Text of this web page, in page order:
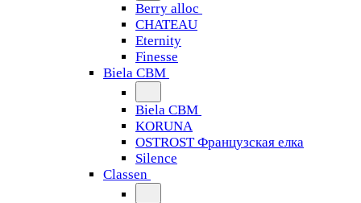
Berry alloc
CHATEAU
Eternity
Finesse
Biela CBM
Biela CBM
KORUNA
OSTROST Французская елка
Silence
Classen